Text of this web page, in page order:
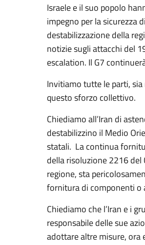
Israele e il suo popolo
impegno per la sicurezza
destabilizzazione della
notizie sugli attacchi del
escalation. Il G7
Invitiamo tutte le parti,
questo sforzo collettivo.
Chiediamo all’Iran di
destabilizzino il Medio
statali. La continua
della risoluzione 2216
regione, sta
fornitura di componenti o
Chiediamo che l’Iran e i
responsabile delle sue
adottare altre misure, ora